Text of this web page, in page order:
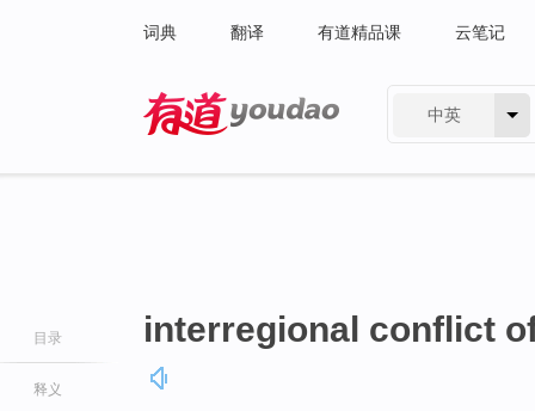
词典 翻译 有道精品课 云笔记
中英
目录
释义
interregional conflict